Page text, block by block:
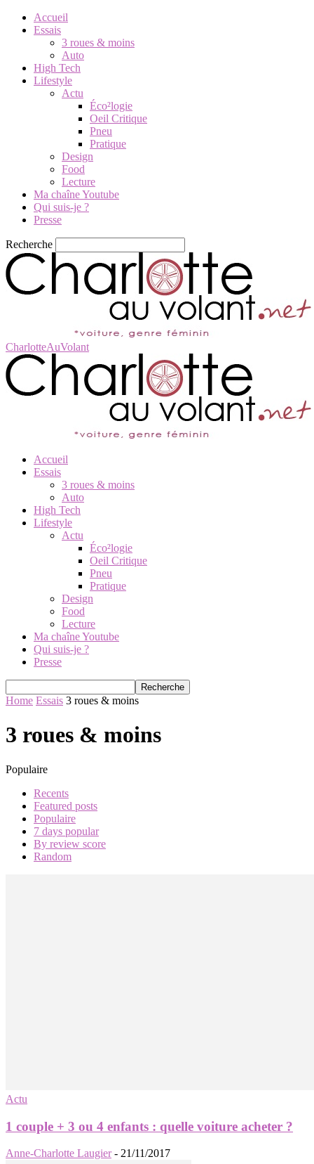
Accueil
Essais
3 roues & moins
Auto
High Tech
Lifestyle
Actu
Éco²logie
Oeil Critique
Pneu
Pratique
Design
Food
Lecture
Ma chaîne Youtube
Qui suis-je ?
Presse
Recherche
CharlotteAuVolant
Accueil
Essais
3 roues & moins
Auto
High Tech
Lifestyle
Actu
Éco²logie
Oeil Critique
Pneu
Pratique
Design
Food
Lecture
Ma chaîne Youtube
Qui suis-je ?
Presse
Home Essais 3 roues & moins
3 roues & moins
Populaire
Recents
Featured posts
Populaire
7 days popular
By review score
Random
Actu
1 couple + 3 ou 4 enfants : quelle voiture acheter ?
Anne-Charlotte Laugier - 21/11/2017